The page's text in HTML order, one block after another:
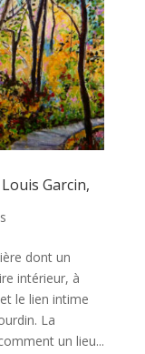
Garcin,
dont un
intérieur, à
le lien intime
La
un lieu...